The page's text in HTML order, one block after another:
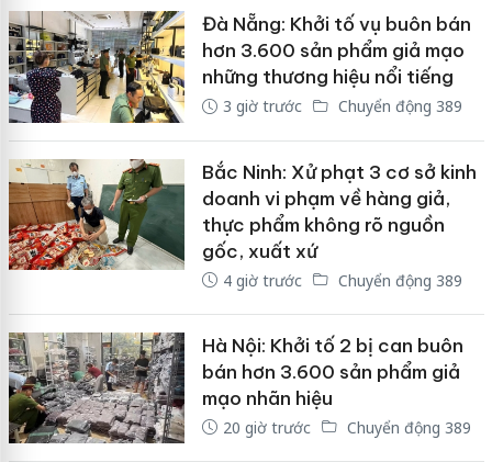
Đà Nẵng: Khởi tố vụ buôn bán
hơn 3.600 sản phẩm giả mạo
những thương hiệu nổi tiếng
3 giờ trước Chuyển động 389
Bắc Ninh: Xử phạt 3 cơ sở kinh
doanh vi phạm về hàng giả,
thực phẩm không rõ nguồn
gốc, xuất xứ
4 giờ trước Chuyển động 389
Hà Nội: Khởi tố 2 bị can buôn
bán hơn 3.600 sản phẩm giả
mạo nhãn hiệu
20 giờ trước Chuyển động 389